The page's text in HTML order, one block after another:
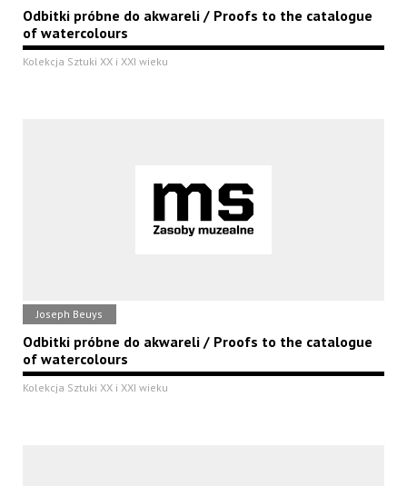
Odbitki próbne do akwareli / Proofs to the catalogue
of watercolours
Kolekcja Sztuki XX i XXI wieku
Joseph Beuys
Odbitki próbne do akwareli / Proofs to the catalogue
of watercolours
Kolekcja Sztuki XX i XXI wieku